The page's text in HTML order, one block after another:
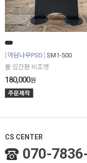
아담나무PSD SM1-500
몰 입간판 비조명
180,000원
CS CENTER
070-